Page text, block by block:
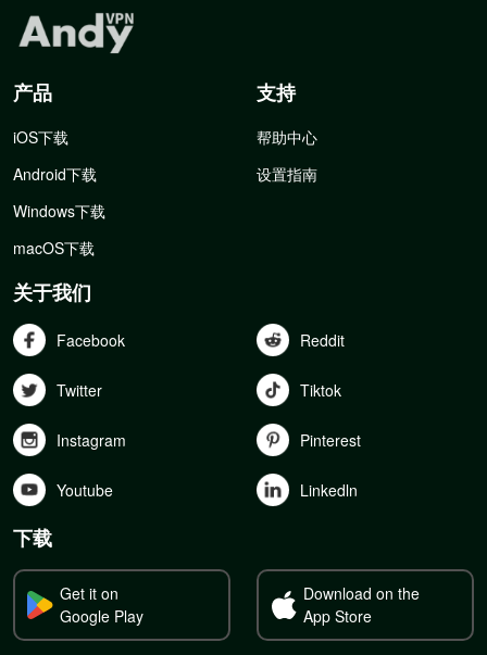
产品
iOS下载
Android下载
Windows下载
macOS下载
支持
帮助中心
设置指南
关于我们
Facebook Reddit
Twitter Tiktok
Instagram Pinterest
Youtube Linkedln
下载
Get it on
Google Play
Download on the
App Store